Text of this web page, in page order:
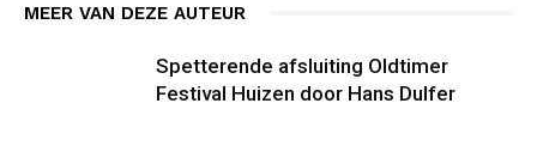
MEER VAN DEZE AUTEUR
Spetterende afsluiting Oldtimer
Festival Huizen door Hans Dulfer